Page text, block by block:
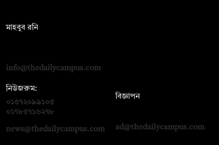
মাহবুব রনি
info@thedailycampus.com
নিউজরুম:
০১৫৭২০৯৯১০৫
০১৭৮৫৭১৬২৭৮
news@thedailycampus.com
বিজ্ঞাপন
ad@thedailycampus.com